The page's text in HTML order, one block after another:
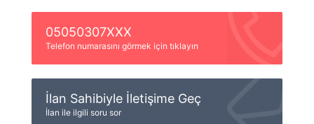
05050307XXX
Telefon numarasını görmek için tıklayın
İlan Sahibiyle İletişime Geç
İlan ile ilgili soru sor